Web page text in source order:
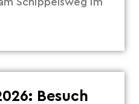
Besuch